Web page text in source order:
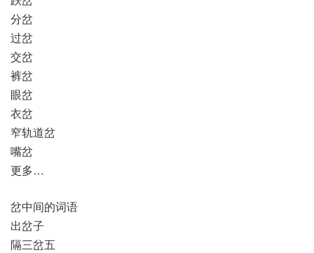
分岔
过岔
交岔
裤岔
眼岔
衣岔
窄轨道岔
嘴岔
更多…
岔中间的词语
出岔子
隔三岔五